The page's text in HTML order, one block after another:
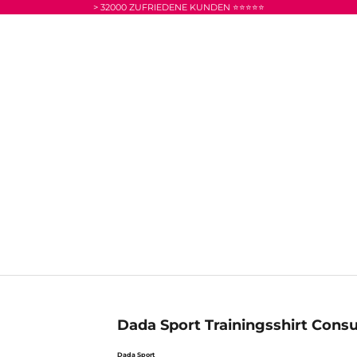
> 32000 ZUFRIEDENE KUNDEN ⭐⭐⭐⭐⭐
Dada Sport Trainingsshirt
Dada Sport